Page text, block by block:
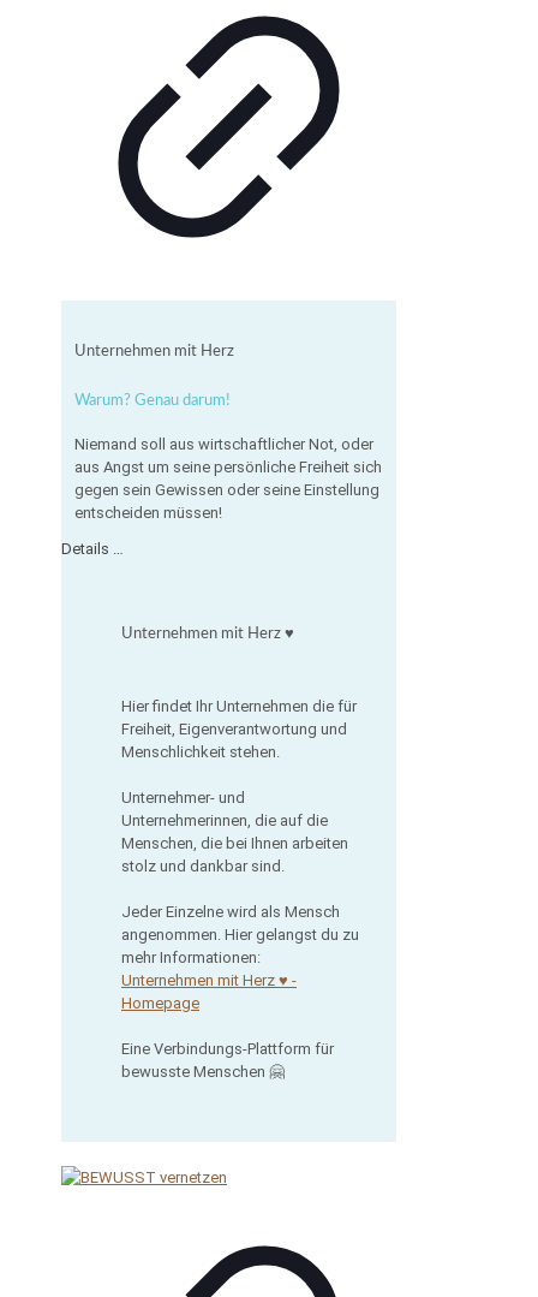
Unternehmen mit Herz
Warum? Genau darum!
Niemand soll aus wirtschaftlicher Not, oder
aus Angst um seine persönliche Freiheit sich
gegen sein Gewissen oder seine Einstellung
entscheiden müssen!
Details …
Unternehmen mit Herz ♥
Hier findet Ihr Unternehmen die für
Freiheit, Eigenverantwortung und
Menschlichkeit stehen.
Unternehmer- und
Unternehmerinnen, die auf die
Menschen, die bei Ihnen arbeiten
stolz und dankbar sind.
Jeder Einzelne wird als Mensch
angenommen. Hier gelangst du zu
mehr Informationen:
Unternehmen mit Herz ♥ -
Homepage
Eine Verbindungs-Plattform für
bewusste Menschen 🤗